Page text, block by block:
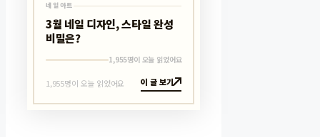
네일아트
3월 네일 디자인, 스타일 완성
비밀은?
1,955명이 오늘 읽었어요
1,955명이 오늘 읽었어요 이 글 보기